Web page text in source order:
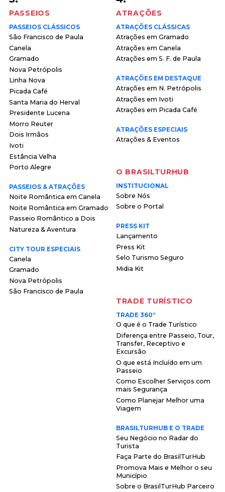
PASSEIOS
PASSEIOS CLÁSSICOS
São Francisco de Paula
Canela
Gramado
Nova Petrópolis
Linha Nova
Picada Café
Santa Maria do Herval
Presidente Lucena
Morro Reuter
Dois Irmãos
Ivoti
Estância Velha
Porto Alegre
PASSEIOS & ATRAÇÕES
Noite Romântica em Canela
Noite Romântica em Gramado
Passeio Romântico a Dois
Natureza & Aventura
CITY TOUR ESPECIAIS
Canela
Gramado
Nova Petrópolis
São Francisco de Paula
ATRAÇÕES
ATRAÇÕES CLÁSSICAS
Atrações em Gramado
Atrações em Canela
Atrações em S. F. de Paula
ATRAÇÕES EM DESTAQUE
Atrações em N. Petrópolis
Atrações em Ivoti
Atrações em Picada Café
ATRAÇÕES ESPECIAIS
Atrações & Eventos
O BRASILTURHUB
INSTITUCIONAL
Sobre Nós
Sobre o Portal
PRESS KIT
Lançamento
Press Kit
Selo Turismo Seguro
Midia Kit
TRADE TURÍSTICO
TRADE 360°
O que é o Trade Turístico
Diferença entre Passeio, Tour,
Transfer, Receptivo e
Excursão
O que está Incluído em um
Passeio
Como Escolher Serviços com
mais Segurança
Como Planejar Melhor uma
Viagem
BRASILTURHUB E O TRADE
Seu Negócio no Radar do
Turista
Faça Parte do BrasilTurHub
Promova Mais e Melhor o seu
Município
Sobre o BrasilTurHub Parceiro